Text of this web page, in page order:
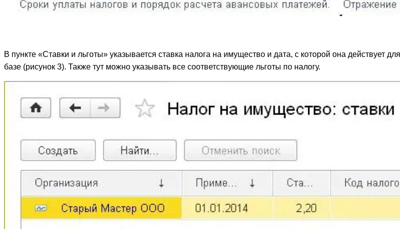
В пункте «Ставки и льготы» указывается ставка налога на имущество и дата, с которой она действует
базе (рисунок 3). Также тут можно указывать все соответствующие льготы по налогу.